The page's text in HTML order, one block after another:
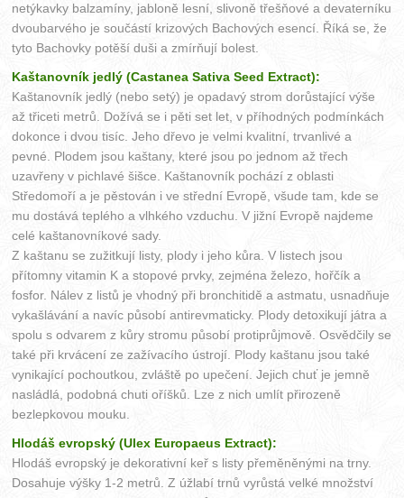
netýkavky balzamíny, jabloně lesní, slivoně třešňové a devaterníku
dvoubarvého je součástí krizových Bachových esencí. Říká se, že
tyto Bachovky potěší duši a zmírňují bolest.
Kaštanovník jedlý (Castanea Sativa Seed Extract):
Kaštanovník jedlý (nebo setý) je opadavý strom dorůstající výše
až třiceti metrů. Dožívá se i pěti set let, v příhodných podmínkách
dokonce i dvou tisíc. Jeho dřevo je velmi kvalitní, trvanlivé a
pevné. Plodem jsou kaštany, které jsou po jednom až třech
uzavřeny v pichlavé šišce. Kaštanovník pochází z oblasti
Středomoří a je pěstován i ve střední Evropě, všude tam, kde se
mu dostává teplého a vlhkého vzduchu. V jižní Evropě najdeme
celé kaštanovníkové sady.
Z kaštanu se zužitkují listy, plody i jeho kůra. V listech jsou
přítomny vitamin K a stopové prvky, zejména železo, hořčík a
fosfor. Nálev z listů je vhodný při bronchitidě a astmatu, usnadňuje
vykašlávání a navíc působí antirevmaticky. Plody detoxikují játra a
spolu s odvarem z kůry stromu působí protiprůjmově. Osvědčily se
také při krvácení ze zažívacího ústrojí. Plody kaštanu jsou také
vynikající pochoutkou, zvláště po upečení. Jejich chuť je jemně
nasládlá, podobná chuti oříšků. Lze z nich umlít přirozeně
bezlepkovou mouku.
Hlodáš evropský (Ulex Europaeus Extract):
Hlodáš evropský je dekorativní keř s listy přeměněnými na trny.
Dosahuje výšky 1-2 metrů. Z úžlabí trnů vyrůstá velké množství